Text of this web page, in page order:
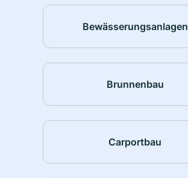
Bewässerungsanlagen
Brunnenbau
Carportbau